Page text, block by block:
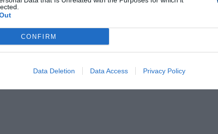
CONFIRM
Data Deletion Data Access Privacy Policy